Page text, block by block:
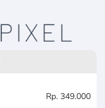
Rp. 349.000